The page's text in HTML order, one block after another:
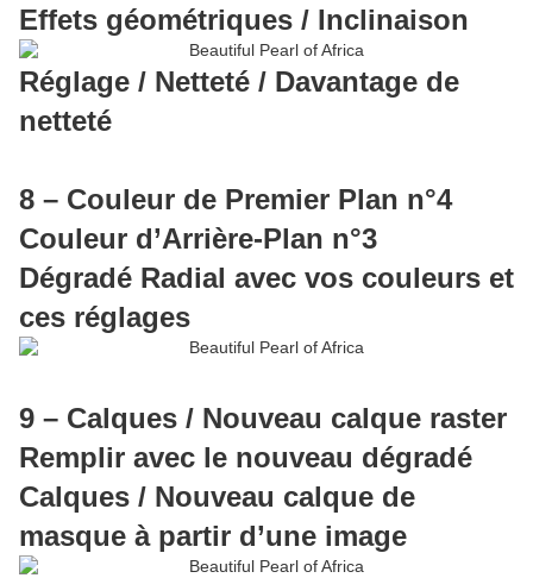
Effets géométriques / Inclinaison
Réglage / Netteté / Davantage de
netteté
8 – Couleur de Premier Plan n°4
Couleur d’Arrière-Plan n°3
Dégradé Radial avec vos couleurs et
ces réglages
9 – Calques / Nouveau calque raster
Remplir avec le nouveau dégradé
Calques / Nouveau calque de
masque à partir d’une image